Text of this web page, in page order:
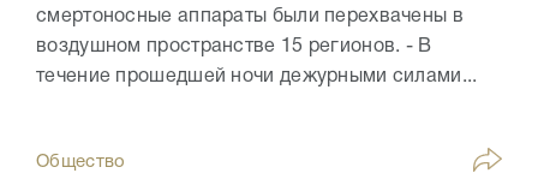
смертоносные аппараты были перехвачены в
воздушном пространстве 15 регионов. - В
течение прошедшей ночи дежурными силами...
Общество